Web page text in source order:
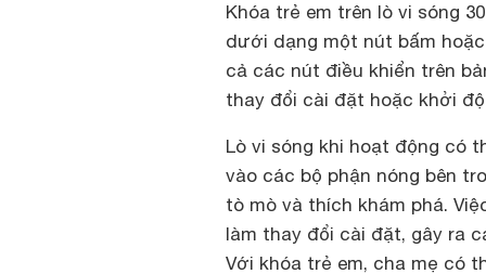
Khóa trẻ em trên lò vi sóng
dưới dạng một nút bấm
cả các nút điều khiển trên
thay đổi cài đặt hoặc khởi
Lò vi sóng khi hoạt động có
vào các bộ phận nóng bên
tò mò và thích khám phá.
làm thay đổi cài đặt, gây ra
Với khóa trẻ em, cha mẹ có